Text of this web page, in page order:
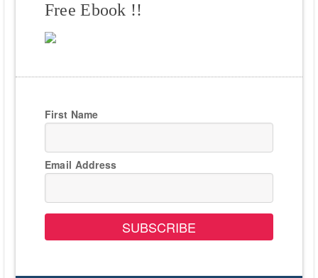
Free Ebook !!
First Name
Email Address
SUBSCRIBE